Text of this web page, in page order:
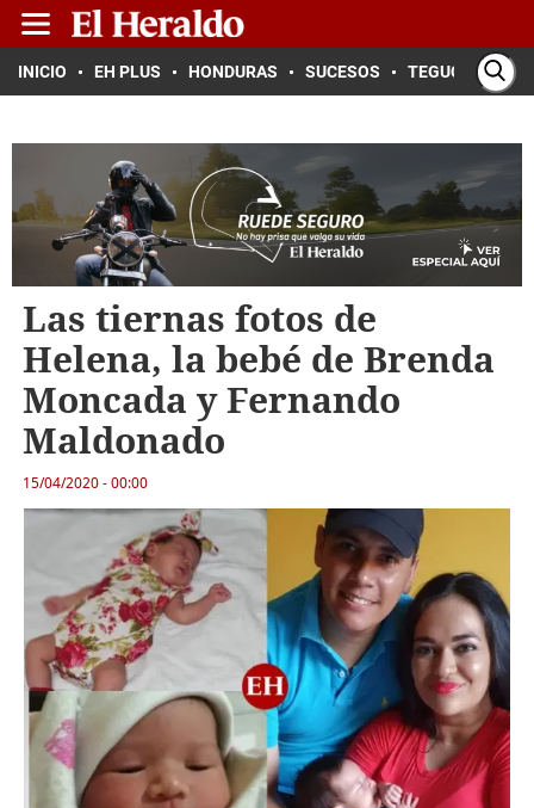
INICIO EH PLUS HONDURAS SUCESOS TEGUCIGALPA
Las tiernas fotos de
Helena, la bebé de Brenda
Moncada y Fernando
Maldonado
15/04/2020 - 00:00